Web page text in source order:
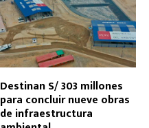
Destinan S/ 303 millones
para concluir nueve obras
de infraestructura